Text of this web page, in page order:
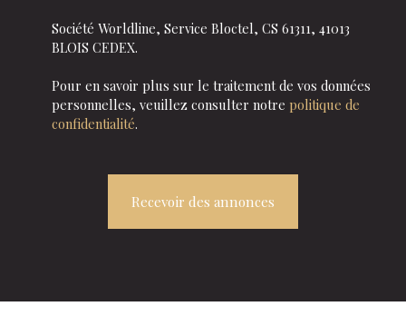
Société Worldline, Service Bloctel, CS 61311, 41013
BLOIS CEDEX.
Pour en savoir plus sur le traitement de vos données
personnelles, veuillez consulter notre politique de
confidentialité.
Recevoir des annonces